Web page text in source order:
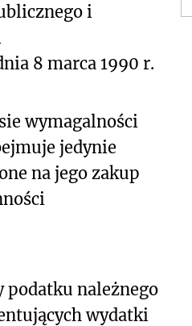
i
8 marca 1990 r.
wymagalności
jedynie
na jego zakup
podatku należnego
wydatki